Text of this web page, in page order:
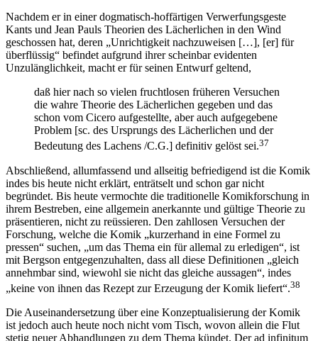
Nachdem er in einer dogmatisch-hoffärtigen Verwerfungsgeste
Kants und Jean Pauls Theorien des Lächerlichen in den Wind
geschossen hat, deren „Unrichtigkeit nachzuweisen […], [er] für
überflüssig“ befindet aufgrund ihrer scheinbar evidenten
Unzulänglichkeit, macht er für seinen Entwurf geltend,
daß hier nach so vielen fruchtlosen früheren Versuchen
die wahre Theorie des Lächerlichen gegeben und das
schon vom Cicero aufgestellte, aber auch aufgegebene
Problem [sc. des Ursprungs des Lächerlichen und der
Bedeutung des Lachens /C.G.] definitiv gelöst sei.37
Abschließend, allumfassend und allseitig befriedigend ist die Komik
indes bis heute nicht erklärt, enträtselt und schon gar nicht
begründet. Bis heute vermochte die traditionelle Komikforschung in
ihrem Bestreben, eine allgemein anerkannte und gültige Theorie zu
präsentieren, nicht zu reüssieren. Den zahllosen Versuchen der
Forschung, welche die Komik „kurzerhand in eine Formel zu
pressen“ suchen, „um das Thema ein für allemal zu erledigen“, ist
mit Bergson entgegenzuhalten, dass all diese Definitionen „gleich
annehmbar sind, wiewohl sie nicht das gleiche aussagen“, indes
„keine von ihnen das Rezept zur Erzeugung der Komik liefert“.38
Die Auseinandersetzung über eine Konzeptualisierung der Komik
ist jedoch auch heute noch nicht vom Tisch, wovon allein die Flut
stetig neuer Abhandlungen zu dem Thema kündet. Der ad infinitum